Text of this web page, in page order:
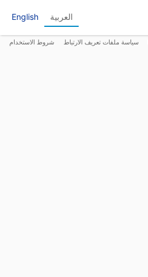
العربية English
سياسة ملفات تعريف الارتباط شروط الاستخدام